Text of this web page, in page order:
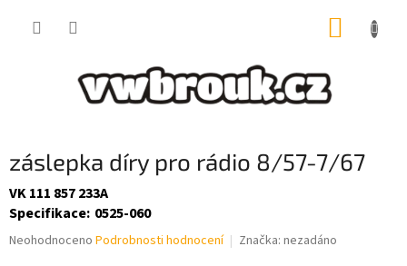
záslepka díry pro rádio 8/57-7/67
VK 111 857 233A
Specifikace: 0525-060
Průměrné
Neohodnoceno Podrobnosti hodnocení Značka: nezadáno